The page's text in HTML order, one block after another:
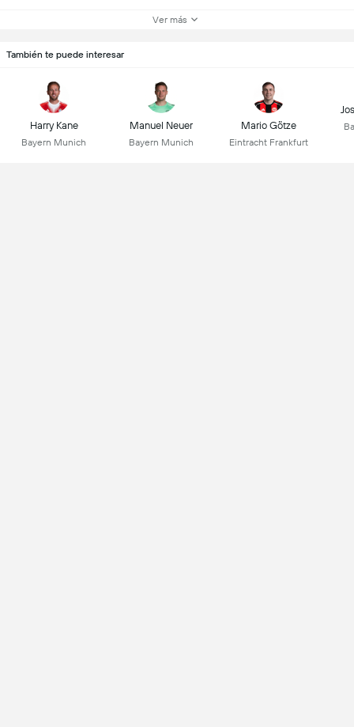
Ver más
También te puede interesar
Harry Kane
Bayern Munich
Manuel Neuer
Bayern Munich
Mario Götze
Eintracht Frankfurt